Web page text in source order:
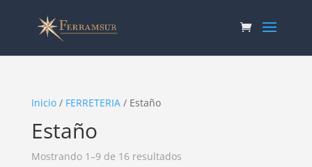
Inicio/ FERRETERIA/ Estaño
Estaño
Mostrando 1–9 de 16 resultados